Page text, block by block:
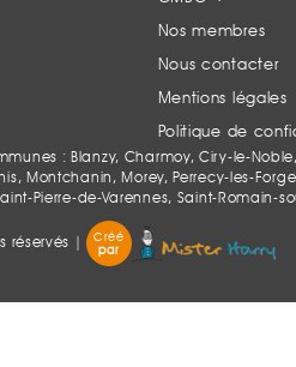
Nos membres
Nous contacter
Mentions légales
Politique de
: Blanzy, Charmoy, Ciry-le-
Montchanin, Morey, Perrecy-les-
Pierre-de-Varennes, Saint-Romain-
réservés |
Créé
par